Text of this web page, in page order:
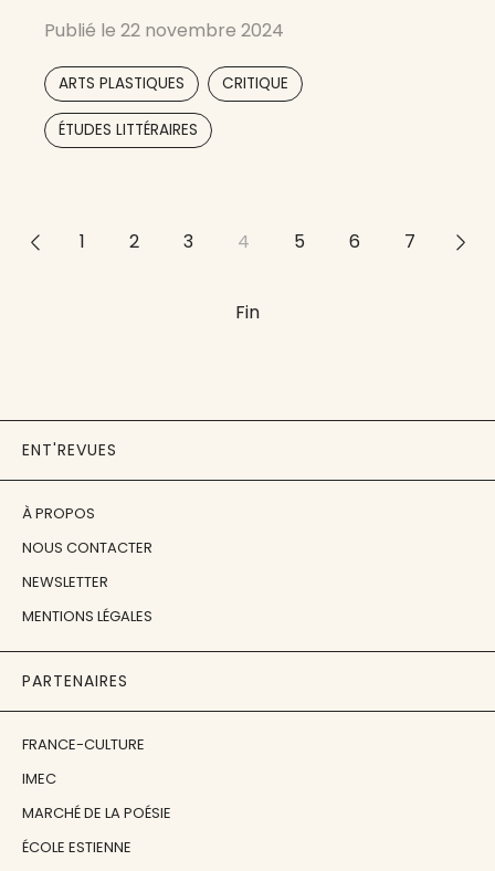
l’âge pré-réseau, ne cherche pas à le sauver
ou à l’aménager, et n’applaudit pas
Publié le 22 novembre 2024
ARTS PLASTIQUES CRITIQUE
ÉTUDES LITTÉRAIRES
<< 1 2 3 4 5 6 7 >>
Fin
ENT'REVUES
À PROPOS
NOUS CONTACTER
NEWSLETTER
MENTIONS LÉGALES
PARTENAIRES
FRANCE-CULTURE
IMEC
MARCHÉ DE LA POÉSIE
ÉCOLE ESTIENNE